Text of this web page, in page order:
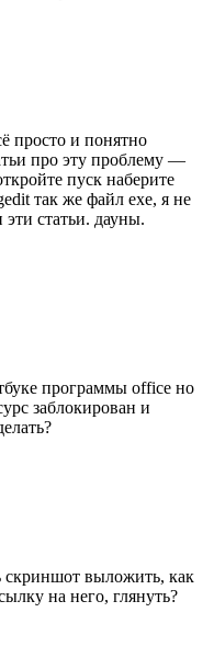
просто и понятно
про эту проблему —
пуск наберите
так же файл exe, я не
статьи. дауны.
программы office но
заблокирован и
скриншот выложить, как
на него, глянуть?